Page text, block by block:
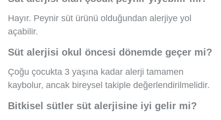
Hayır. Peynir süt ürünü olduğundan alerjiye yol
açabilir.
Süt alerjisi okul öncesi dönemde geçer mi?
Çoğu çocukta 3 yaşına kadar alerji tamamen
kaybolur, ancak bireysel takiple değerlendirilmelidir.
Bitkisel sütler süt alerjisine iyi gelir mi?